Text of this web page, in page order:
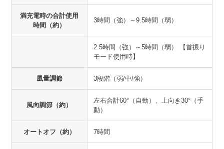
満充電時の合計使用
時間（約）
3時間（強）～9.5時間（弱）
2.5時間（強）～5時間（弱） 【首振り
モード使用時】
風量調節 3段階（弱/中/強）
風向調節（約）
左右合計60°（自動）、上向き30°（手
動）
オートオフ（約） 7時間